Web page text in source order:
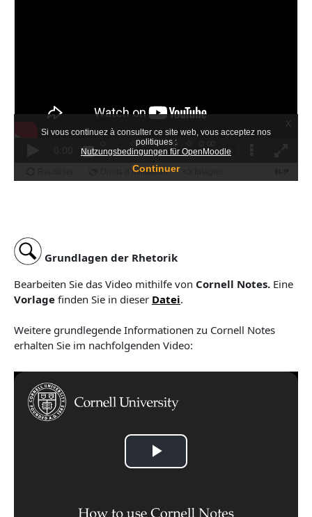
Grundlagen der Rhetorik
Bearbeiten Sie das Video mithilfe von Cornell Notes. Eine
Vorlage finden Sie in dieser Datei.
Weitere grundlegende Informationen zu Cornell Notes
erhalten Sie im nachfolgenden Video:
L